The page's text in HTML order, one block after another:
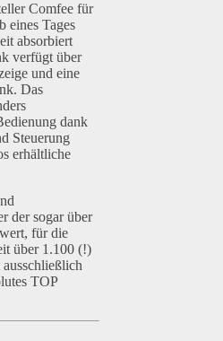
Comfee für
eines Tages
absorbiert
verfügt über
und eine
Das
dank
Steuerung
erhältliche
der sogar über
für die
über 1.100 (!)
TOP